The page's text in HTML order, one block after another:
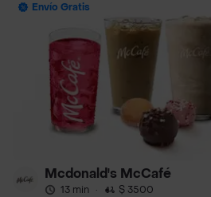
Envío Gratis
Mcdonald's McCafé
13 min · $ 3500